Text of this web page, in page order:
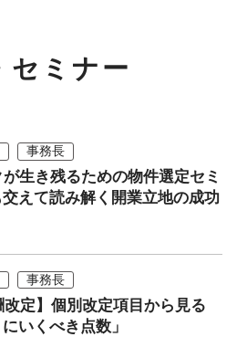
セミナー
事務長
生き残るための物件選定セミ
えて読み解く開業立地の成功
事務長
改定】個別改定項目から見る
いくべき点数」